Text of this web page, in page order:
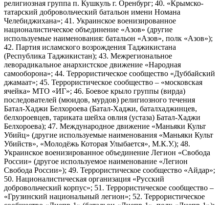
религиозная группа п. Кушкуль г. Оренбург; 40. «Крымско-
татарский добровольческий батальон имени Номана
Челебиджихана»; 41. Украинское военизированное
националистическое объединение «Азов» (другие
используемые наименования: батальон «Азов», полк «Азов»);
42. Партия исламского возрождения Таджикистана
(Республика Таджикистан); 43. Межрегиональное
леворадикальное анархистское движение «Народная
самооборона»; 44. Террористическое сообщество «Дуббайский
джамаат»; 45. Террористическое сообщество – «московская
ячейка» МТО «ИГ»; 46. Боевое крыло группы (вирда)
последователей (мюидов, мурдов) религиозного течения
Батал-Хаджи Белхороева (Батал-Хаджи, баталхаджинцев,
белхороевцев, тариката шейха овлия (устаза) Батал-Хаджи
Белхороева); 47. Международное движение «Маньяки Культ
Убийц» (другие используемые наименования «Маньяки Культ
Убийств», «Молодёжь Которая Улыбается», М.К.У.); 48.
Украинское военизированное объединение Легион «Свобода
России» (другое используемое наименование «Легион
Свобода России»); 49. Террористическое сообщество «Айдар»;
50. Националистическая организация «Русский
добровольческий корпус»; 51. Террористическое сообщество –
«Грузинский национальный легион»; 52. Террористическое